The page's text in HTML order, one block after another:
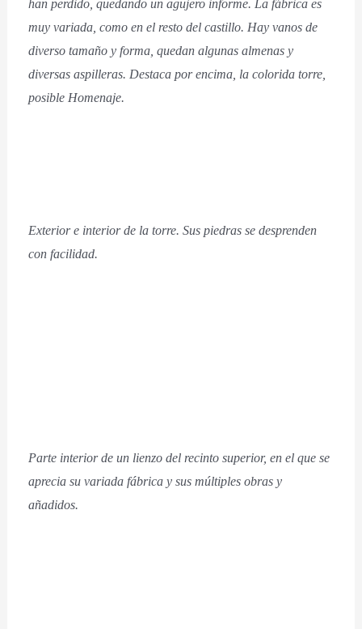
han perdido, quedando un agujero informe. La fábrica es
muy variada, como en el resto del castillo. Hay vanos de
diverso tamaño y forma, quedan algunas almenas y
diversas aspilleras. Destaca por encima, la colorida torre,
posible Homenaje.
Exterior e interior de la torre. Sus piedras se desprenden
con facilidad.
Parte interior de un lienzo del recinto superior, en el que se
aprecia su variada fábrica y sus múltiples obras y
añadidos.